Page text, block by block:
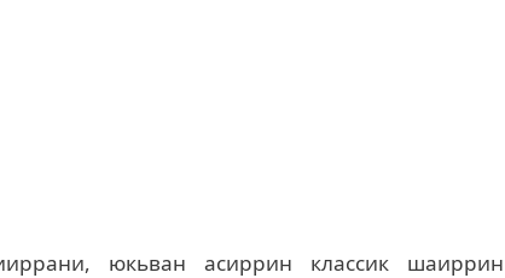
юкьван асиррин классик шаиррин